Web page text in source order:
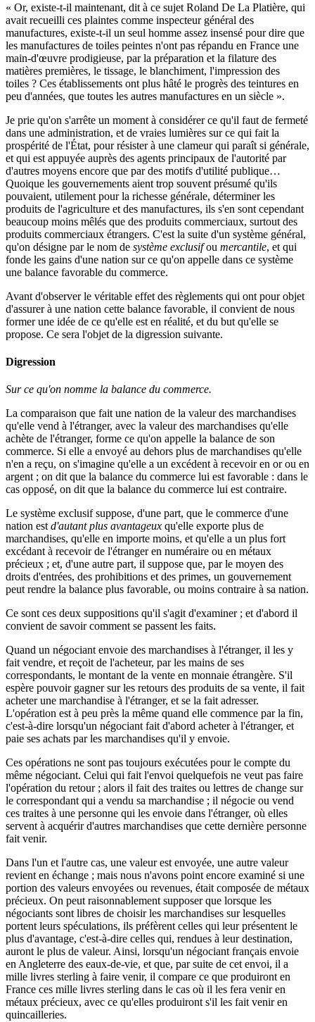
« Or, existe-t-il maintenant, dit à ce sujet Roland De La Platière, qui
avait recueilli ces plaintes comme inspecteur général des
manufactures, existe-t-il un seul homme assez insensé pour dire que
les manufactures de toiles peintes n'ont pas répandu en France une
main-d'œuvre prodigieuse, par la préparation et la filature des
matières premières, le tissage, le blanchiment, l'impression des
toiles ? Ces établissements ont plus hâté le progrès des teintures en
peu d'années, que toutes les autres manufactures en un siècle ».
Je prie qu'on s'arrête un moment à considérer ce qu'il faut de fermeté
dans une administration, et de vraies lumières sur ce qui fait la
prospérité de l'État, pour résister à une clameur qui paraît si générale,
et qui est appuyée auprès des agents principaux de l'autorité par
d'autres moyens encore que par des motifs d'utilité publique…
Quoique les gouvernements aient trop souvent présumé qu'ils
pouvaient, utilement pour la richesse générale, déterminer les
produits de l'agriculture et des manufactures, ils s'en sont cependant
beaucoup moins mêlés que des produits commerciaux, surtout des
produits commerciaux étrangers. C'est la suite d'un système général,
qu'on désigne par le nom de système exclusifou mercantile, et qui
fonde les gains d'une nation sur ce qu'on appelle dans ce système
une balance favorable du commerce.
Avant d'observer le véritable effet des règlements qui ont pour objet
d'assurer à une nation cette balance favorable, il convient de nous
former une idée de ce qu'elle est en réalité, et du but qu'elle se
propose. Ce sera l'objet de la digression suivante.
Digression
Sur ce qu'on nomme la balance du commerce.
La comparaison que fait une nation de la valeur des marchandises
qu'elle vend à l'étranger, avec la valeur des marchandises qu'elle
achète de l'étranger, forme ce qu'on appelle la balance de son
commerce. Si elle a envoyé au dehors plus de marchandises qu'elle
n'en a reçu, on s'imagine qu'elle a un excédent à recevoir en or ou en
argent ; on dit que la balance du commerce lui est favorable : dans le
cas opposé, on dit que la balance du commerce lui est contraire.
Le système exclusif suppose, d'une part, que le commerce d'une
nation est d'autant plus avantageux qu'elle exporte plus de
marchandises, qu'elle en importe moins, et qu'elle a un plus fort
excédant à recevoir de l'étranger en numéraire ou en métaux
précieux ; et, d'une autre part, il suppose que, par le moyen des
droits d'entrées, des prohibitions et des primes, un gouvernement
peut rendre la balance plus favorable, ou moins contraire à sa nation.
Ce sont ces deux suppositions qu'il s'agit d'examiner ; et d'abord il
convient de savoir comment se passent les faits.
Quand un négociant envoie des marchandises à l'étranger, il les y
fait vendre, et reçoit de l'acheteur, par les mains de ses
correspondants, le montant de la vente en monnaie étrangère. S'il
espère pouvoir gagner sur les retours des produits de sa vente, il fait
acheter une marchandise à l'étranger, et se la fait adresser.
L'opération est à peu près la même quand elle commence par la fin,
c'est-à-dire lorsqu'un négociant fait d'abord acheter à l'étranger, et
paie ses achats par les marchandises qu'il y envoie.
Ces opérations ne sont pas toujours exécutées pour le compte du
même négociant. Celui qui fait l'envoi quelquefois ne veut pas faire
l'opération du retour ; alors il fait des traites ou lettres de change sur
le correspondant qui a vendu sa marchandise ; il négocie ou vend
ces traites à une personne qui les envoie dans l'étranger, où elles
servent à acquérir d'autres marchandises que cette dernière personne
fait venir.
Dans l'un et l'autre cas, une valeur est envoyée, une autre valeur
revient en échange ; mais nous n'avons point encore examiné si une
portion des valeurs envoyées ou revenues, était composée de métaux
précieux. On peut raisonnablement supposer que lorsque les
négociants sont libres de choisir les marchandises sur lesquelles
portent leurs spéculations, ils préfèrent celles qui leur présentent le
plus d'avantage, c'est-à-dire celles qui, rendues à leur destination,
auront le plus de valeur. Ainsi, lorsqu'un négociant français envoie
en Angleterre des eaux-de-vie, et que, par suite de cet envoi, il a
mille livres sterling à faire venir, il compare ce que produiront en
France ces mille livres sterling dans le cas où il les fera venir en
métaux précieux, avec ce qu'elles produiront s'il les fait venir en
quincailleries.